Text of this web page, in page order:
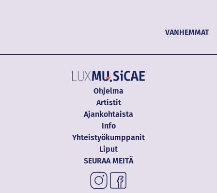
VANHEMMAT
Ohjelma
Artistit
Ajankohtaista
Info
Yhteistyökumppanit
Liput
SEURAA MEITÄ